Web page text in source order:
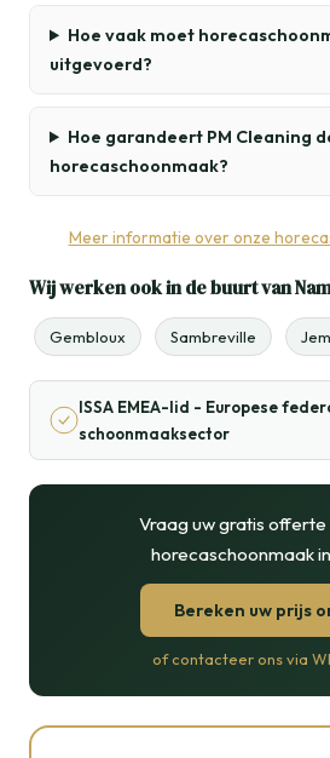
Hoe vaak moet
uitgevoerd?
Hoe garandeert PM Cleaning
horecaschoonmaak?
Meer informatie over onze
Wij werken ook in de buurt van
Gembloux Sambreville
ISSA EMEA-lid - Europese
schoonmaaksector
Vraag uw gratis
horecaschoonmaak
Bereken uw prijs
of contacteer ons via